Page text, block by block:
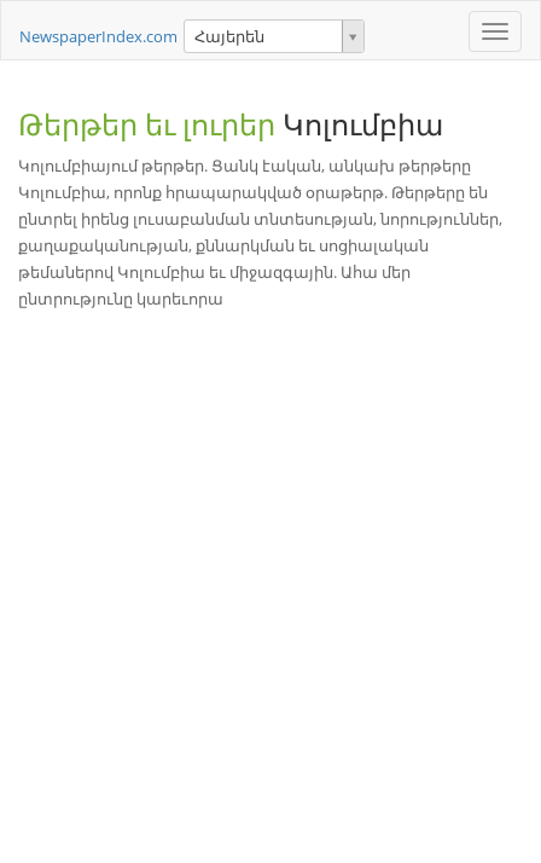
Toggle
NewspaperIndex.com Հայերեն
Թերթեր եւ լուրեր Կոլումբիա
Կոլումբիայում թերթեր. Ցանկ էական, անկախ թերթերը
Կոլումբիա, որոնք հրապարակված օրաթերթ. Թերթերը են
ընտրել իրենց լուսաբանման տնտեսության, նորություններ,
քաղաքականության, քննարկման եւ սոցիալական
թեմաներով Կոլումբիա եւ միջազգային. Ահա մեր
ընտրությունը կարեւորա